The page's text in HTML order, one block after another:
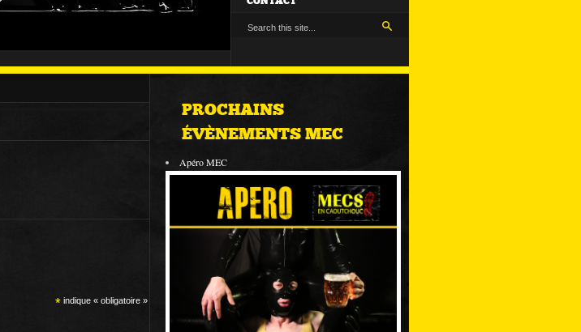
*indique « obligatoire »
PROCHAINS
ÉVÈNEMENTS MEC
Apéro MEC